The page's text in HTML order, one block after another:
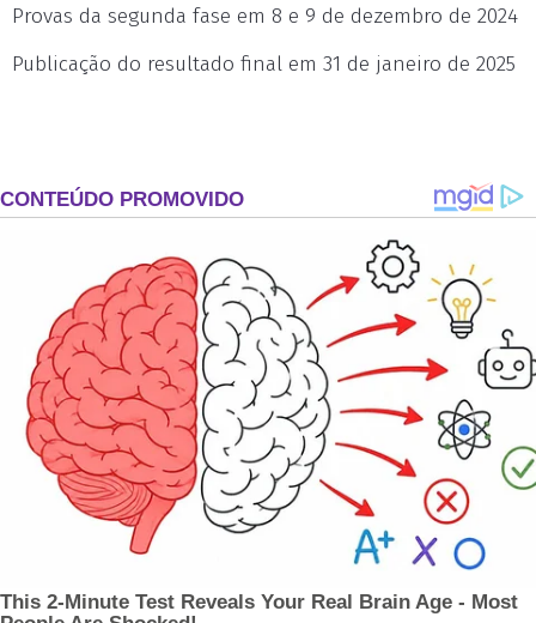
Provas da segunda fase em 8 e 9 de dezembro de 2024
Publicação do resultado final em 31 de janeiro de 2025